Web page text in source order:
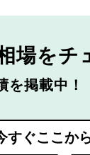
場をチ
を掲載中！
すぐここか